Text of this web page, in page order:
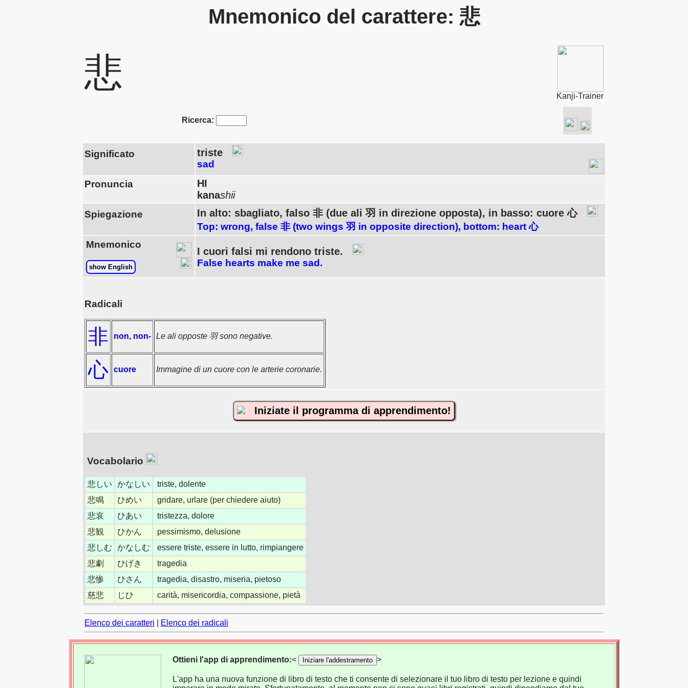
Mnemonico del carattere: 悲
悲
Kanji-Trainer
Ricerca:
Significato triste
sad
Pronuncia
HI
kanashii
Spiegazione In alto: sbagliato, falso 非 (due ali 羽 in direzione opposta), in basso: cuore 心
Top: wrong, false 非 (two wings 羽 in opposite direction), bottom: heart 心
Mnemonico
show English
I cuori falsi mi rendono triste.
False hearts make me sad.
Radicali
非 non, non- Le ali opposte 羽 sono negative.
心 cuore Immagine di un cuore con le arterie coronarie.
Iniziate il programma di apprendimento!
Vocabolario
悲しい かなしい
triste, dolente
悲鳴
ひめい
gridare, urlare (per chiedere aiuto)
悲哀
ひあい
tristezza, dolore
悲観
ひかん
pessimismo, delusione
悲しむ
かなしむ
essere triste, essere in lutto, rimpiangere
悲劇
ひげき
tragedia
悲惨
ひさん
tragedia, disastro, miseria, pietoso
慈悲
じひ carità, misericordia, compassione, pietà
Elenco dei caratteri Elenco dei radicali
Ottieni l'app di apprendimento:< Iniziare l'addestramento >
L'app ha una nuova funzione di libro di testo che ti consente di selezionare il tuo libro di testo per lezione e quindi